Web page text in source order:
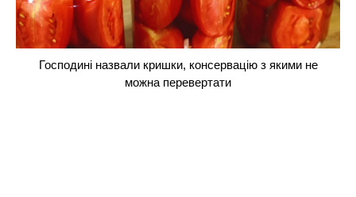
Господині назвали кришки, консервацію з якими не
можна перевертати